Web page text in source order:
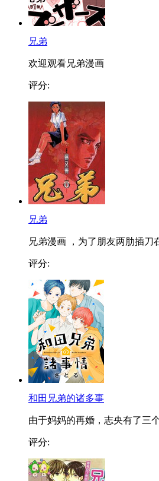
兄弟
欢迎观看兄弟漫画
评分:
兄弟
兄弟漫画 ，为了朋友两肋插刀
评分:
和田兄弟的诸多事
由于妈妈的再婚，志央有了三
评分: